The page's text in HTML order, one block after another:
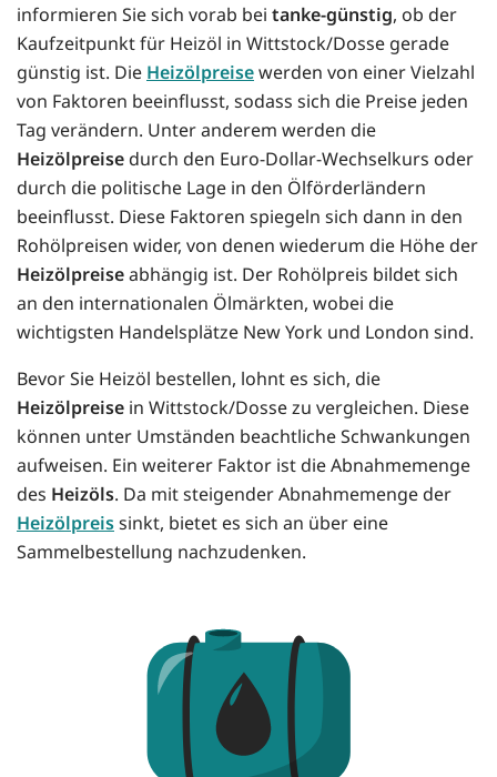
informieren Sie sich vorab bei tanke-günstig, ob der
Kaufzeitpunkt für Heizöl in Wittstock/Dosse gerade
günstig ist. Die Heizölpreisewerden von einer Vielzahl
von Faktoren beeinflusst, sodass sich die Preise jeden
Tag verändern. Unter anderem werden die
Heizölpreise durch den Euro-Dollar-Wechselkurs oder
durch die politische Lage in den Ölförderländern
beeinflusst. Diese Faktoren spiegeln sich dann in den
Rohölpreisen wider, von denen wiederum die Höhe der
Heizölpreiseabhängig ist. Der Rohölpreis bildet sich
an den internationalen Ölmärkten, wobei die
wichtigsten Handelsplätze New York und London sind.
Bevor Sie Heizöl bestellen, lohnt es sich, die
Heizölpreise in Wittstock/Dosse zu vergleichen. Diese
können unter Umständen beachtliche Schwankungen
aufweisen. Ein weiterer Faktor ist die Abnahmemenge
des Heizöls. Da mit steigender Abnahmemenge der
Heizölpreissinkt, bietet es sich an über eine
Sammelbestellung nachzudenken.